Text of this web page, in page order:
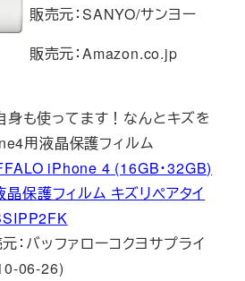
販売元：SANYO/サンヨー
販売元：Amazon.co.jp
身も使ってます！なんとキズを
用液晶保護フィルム
iPhone 4 (16GB・32GB)
晶保護フィルム キズリペアタイ
：バッファローコクヨサプライ
06-26)